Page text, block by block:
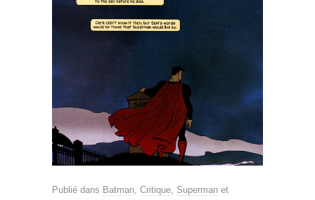
Publié dans Batman, Critique, Superman et